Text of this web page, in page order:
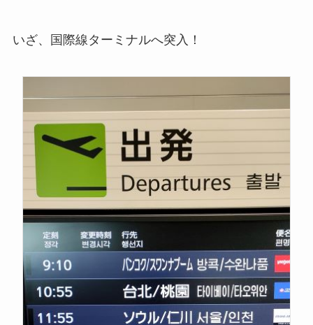
いざ、国際線ターミナルへ突入！